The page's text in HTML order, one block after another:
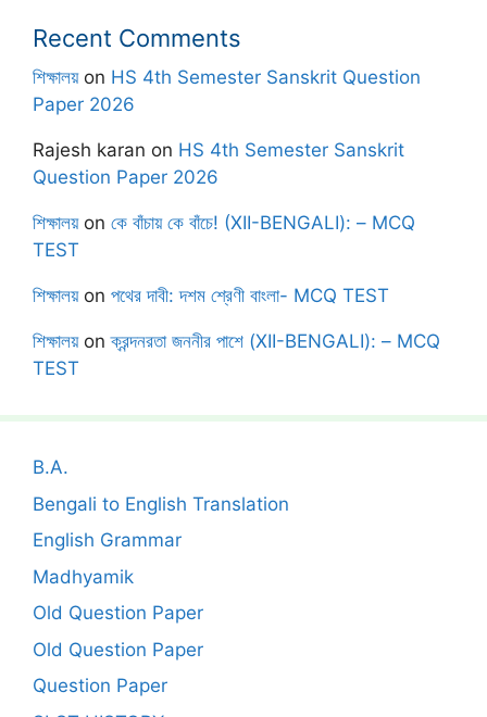
Recent Comments
শিক্ষালয়on HS 4th Semester Sanskrit Question
Paper 2026
Rajesh karan on HS 4th Semester Sanskrit
Question Paper 2026
শিক্ষালয়on কে বাঁচায় কে বাঁচে! (XII-BENGALI): – MCQ
TEST
শিক্ষালয়on পথের দাবী: দশম শ্রেণী বাংলা- MCQ TEST
শিক্ষালয়onক্রন্দনরতা জননীর পাশে (XII-BENGALI): – MCQ
TEST
B.A.
Bengali to English Translation
English Grammar
Madhyamik
Old Question Paper
Old Question Paper
Question Paper